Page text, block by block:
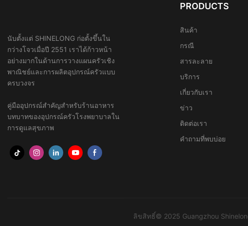
นับตั้งแต่ SHINELONG ก่อตั้งขึ้นใน
กว่างโจวเมื่อปี 2551 เราได้ก้าวหน้า
อย่างมากในด้านการวางแผนครัวเชิง
พาณิชย์และการผลิตอุปกรณ์ครัวแบบ
ครบวงจร
คู่มืออุปกรณ์สำคัญสำหรับร้านอาหาร
บทบาทของอุปกรณ์ครัวโรงพยาบาลใน
การดูแลสุขภาพ
PRODUCTS
สินค้า
กรณี
สารละลาย
บริการ
เกี่ยวกับเรา
ข่าว
ติดต่อเรา
คำถามที่พบบ่อย
ลิขสิทธิ์© 2025 Guangzhou